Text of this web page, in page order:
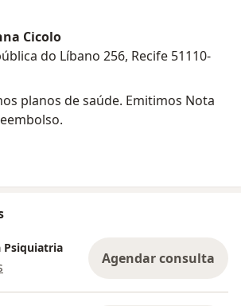
Cicolo
do Líbano 256, Recife 51110-
Nota
Psiquiatria
Agendar consulta